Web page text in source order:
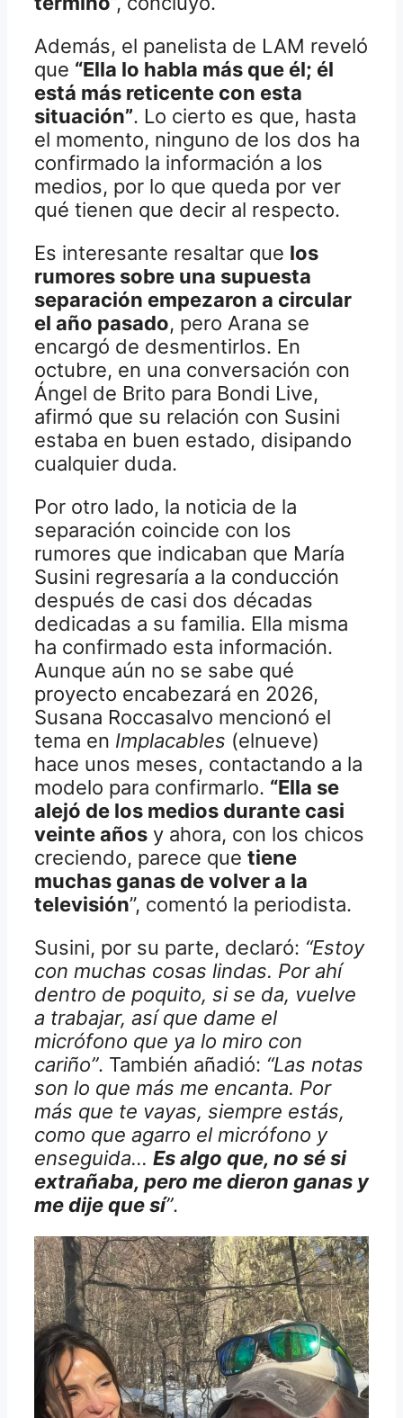
Además, el panelista de LAM reveló
que “Ella lo habla más que él; él
está más reticente con esta
situación”. Lo cierto es que, hasta
el momento, ninguno de los dos ha
confirmado la información a los
medios, por lo que queda por ver
qué tienen que decir al respecto.
Es interesante resaltar que los
rumores sobre una supuesta
separación empezaron a circular
el año pasado, pero Arana se
encargó de desmentirlos. En
octubre, en una conversación con
Ángel de Brito para Bondi Live,
afirmó que su relación con Susini
estaba en buen estado, disipando
cualquier duda.
Por otro lado, la noticia de la
separación coincide con los
rumores que indicaban que María
Susini regresaría a la conducción
después de casi dos décadas
dedicadas a su familia. Ella misma
ha confirmado esta información.
Aunque aún no se sabe qué
proyecto encabezará en 2026,
Susana Roccasalvo mencionó el
tema en Implacables (elnueve)
hace unos meses, contactando a la
modelo para confirmarlo. “Ella se
alejó de los medios durante casi
veinte años y ahora, con los chicos
creciendo, parece que tiene
muchas ganas de volver a la
televisión”, comentó la periodista.
Susini, por su parte, declaró: “Estoy
con muchas cosas lindas. Por ahí
dentro de poquito, si se da, vuelve
a trabajar, así que dame el
micrófono que ya lo miro con
cariño”. También añadió: “Las notas
son lo que más me encanta. Por
más que te vayas, siempre estás,
como que agarro el micrófono y
enseguida… Es algo que, no sé si
extrañaba, pero me dieron ganas y
me dije que sí”.